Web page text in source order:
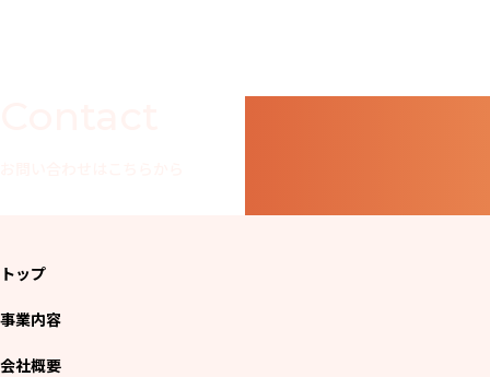
トップ
事業内容
会社概要